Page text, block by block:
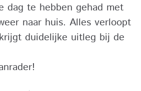
dag te hebben gehad met
naar huis. Alles verloopt
duidelijke uitleg bij de